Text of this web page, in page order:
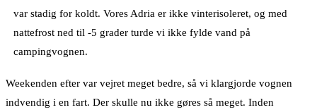
var stadig for koldt. Vores Adria er ikke vinterisoleret, og med
nattefrost ned til -5 grader turde vi ikke fylde vand på
campingvognen.
Weekenden efter var vejret meget bedre, så vi klargjorde vognen
indvendig i en fart. Der skulle nu ikke gøres så meget. Inden